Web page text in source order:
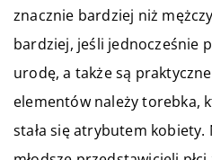
znacznie bardziej niż
bardziej, jeśli jednocześnie
urodę, a także są
elementów należy torebka,
stała się atrybutem kobiety.